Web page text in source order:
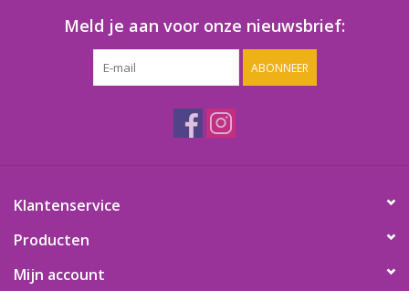
Meld je aan voor onze nieuwsbrief:
ABONNEER
Klantenservice
Producten
Mijn account